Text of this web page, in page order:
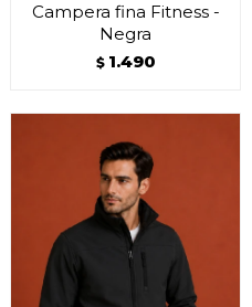
Campera fina Fitness -
Negra
$ 1.490